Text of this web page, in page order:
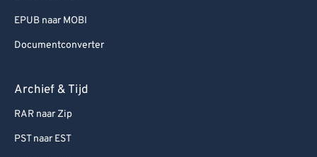
EPUB naar MOBI
Documentconverter
Archief & Tijd
RAR naar Zip
PST naar EST